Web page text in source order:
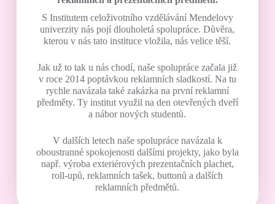
S Institutem celoživotního vzdělávání Mendelovy
univerzity nás pojí dlouholetá spolupráce. Důvěra,
kterou v nás tato instituce vložila, nás velice těší.
Jak už to tak u nás chodí, naše spolupráce začala již
v roce 2014 poptávkou reklamních sladkostí. Na tu
rychle navázala také zakázka na první reklamní
předměty. Ty institut využil na den otevřených dveří
a nábor nových studentů.
V dalších letech naše spolupráce navázala k
oboustranné spokojenosti dalšími projekty, jako byla
např. výroba exteriérových prezentačních plachet,
roll-upů, reklamních tašek, buttonů a dalších
reklamních předmětů.